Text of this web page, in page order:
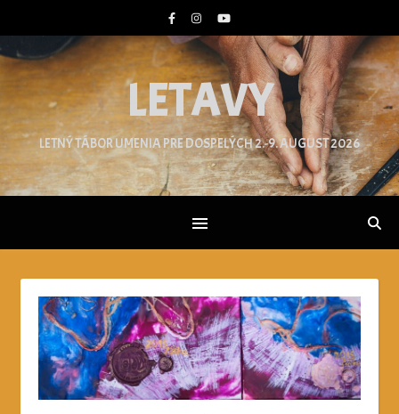
LETAVY
LETNÝ TÁBOR UMENIA PRE DOSPELÝCH 2.-9. AUGUST 2026